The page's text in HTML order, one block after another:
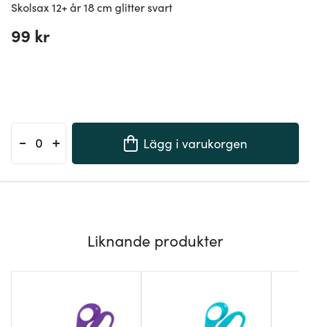
Skolsax 12+ år 18 cm glitter svart
99 kr
- + Lägg i varukorgen
Liknande produkter